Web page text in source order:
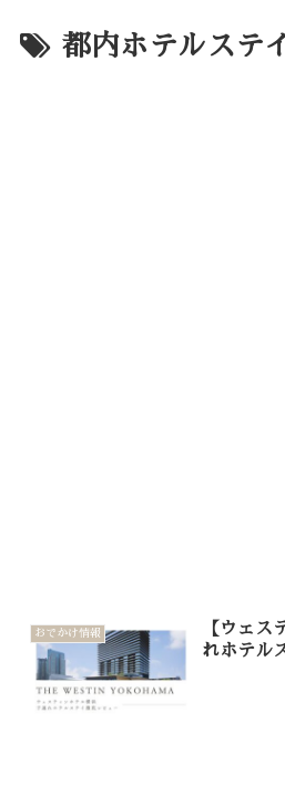
都内ホテルステ
おでかけ情報
【ウェス
れホテル